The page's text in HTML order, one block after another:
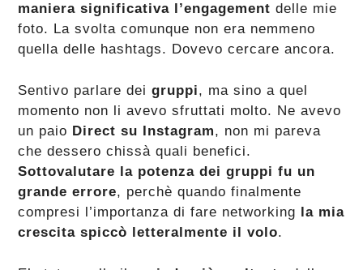
maniera significativa l’engagement delle mie
foto. La svolta comunque non era nemmeno
quella delle hashtags. Dovevo cercare ancora.
Sentivo parlare deigruppi, ma sino a quel
momento non li avevo sfruttati molto. Ne avevo
un paio Direct su Instagram, non mi pareva
che dessero chissà quali benefici.
Sottovalutare la potenza dei gruppi fu un
grande errore, perchè quando finalmente
compresi l’importanza di fare networking
la mia
crescita spiccò letteralmente il volo.